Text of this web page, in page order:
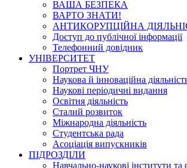
ВАША БЕЗПЕКА
ВАРТО ЗНАТИ!
АНТИКОРУПЦІЙНА
Доступ до публічної інформації
Телефонний довідник
УНІВЕРСИТЕТ
Портрет ЧНУ
Наукова й інноваційна
Наукові періодичні видання
Освітня діяльність
Сталий розвиток
Міжнародна діяльність
Студентська рада
Асоціація випускників
ПІДРОЗДІЛИ
Навчально-наукові інститути та